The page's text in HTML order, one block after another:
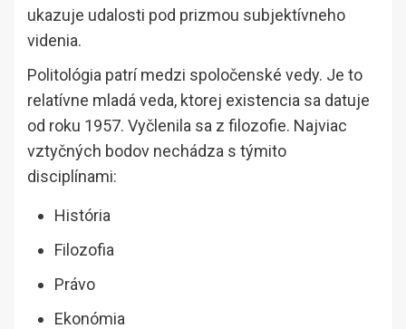
ukazuje udalosti pod prizmou subjektívneho
videnia.
Politológia patrí medzi spoločenské vedy. Je to
relatívne mladá veda, ktorej existencia sa datuje
od roku 1957. Vyčlenila sa z filozofie. Najviac
vztyčných bodov nechádza s týmito
disciplínami:
História
Filozofia
Právo
Ekonómia